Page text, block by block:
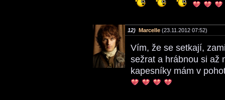
12) Marcelle (23.11.2012 07:52)
Vím, že se setkají,
sežrat a hrábnou si až
kapesníky mám v